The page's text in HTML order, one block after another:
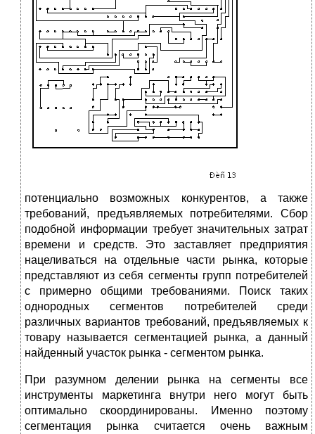
потенциально возможных конкурентов, а также
требований, предъявляемых потребителями. Сбор
подобной информации требует значительных затрат
времени и средств. Это заставляет предприятия
нацеливаться на отдельные части рынка, которые
представляют из себя сегменты групп потребителей
с примерно общими требованиями. Поиск таких
однородных сегментов потребителей среди
различных вариантов требований, предъявляемых к
товару называется сегментацией рынка, а данный
найденный участок рынка - сегментом рынка.
При разумном делении рынка на сегменты все
инструменты маркетинга внутри него могут быть
оптимально скоординированы. Именно поэтому
сегментация рынка считается очень важным